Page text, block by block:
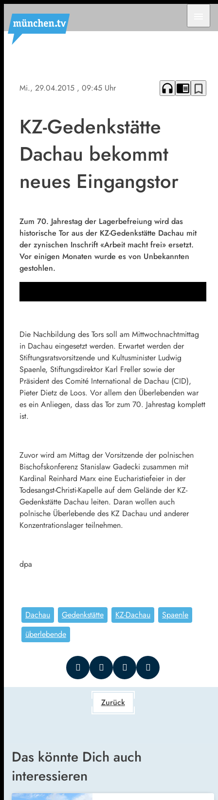
Mi., 29.04.2015 , 09:45 Uhr headphones chrome_reader_mode bookmark_border
KZ-Gedenkstätte
Dachau bekommt
neues Eingangstor
Zum 70. Jahrestag der Lagerbefreiung wird das
historische Tor aus der KZ-Gedenkstätte Dachau mit
der zynischen Inschrift «Arbeit macht frei» ersetzt.
Vor einigen Monaten wurde es von Unbekannten
gestohlen.
Die Nachbildung des Tors soll am Mittwochnachtmittag
in Dachau eingesetzt werden. Erwartet werden der
Stiftungsratsvorsitzende und Kultusminister Ludwig
Spaenle, Stiftungsdirektor Karl Freller sowie der
Präsident des Comité International de Dachau (CID),
Pieter Dietz de Loos. Vor allem den Überlebenden war
es ein Anliegen, dass das Tor zum 70. Jahrestag komplett
ist.
Zuvor wird am Mittag der Vorsitzende der polnischen
Bischofskonferenz Stanislaw Gadecki zusammen mit
Kardinal Reinhard Marx eine Eucharistiefeier in der
Todesangst-Christi-Kapelle auf dem Gelände der KZ-
Gedenkstätte Dachau leiten. Daran wollen auch
polnische Überlebende des KZ Dachau und anderer
Konzentrationslager teilnehmen.
dpa
Dachau Gedenkstätte KZ-Dachau
Spaenle
überlebende
Zurück
Das könnte Dich auch
interessieren